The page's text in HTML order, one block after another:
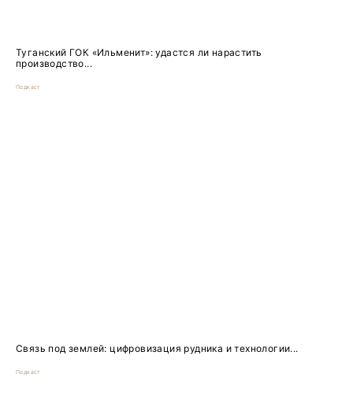
Туганский ГОК «Ильменит»: удастся ли нарастить
производство...
Подкаст
Связь под землей: цифровизация рудника и технологии...
Подкаст